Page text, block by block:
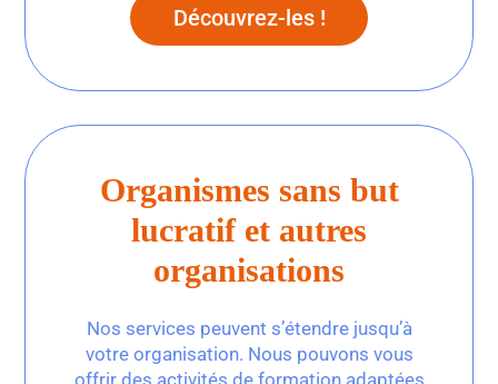
Découvrez-les !
Organismes sans but
lucratif et autres
organisations
Nos services peuvent s’étendre jusqu’à
votre organisation. Nous pouvons vous
offrir des activités de formation adaptées